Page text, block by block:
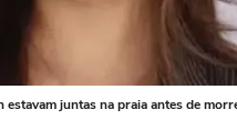
estavam juntas na praia antes de